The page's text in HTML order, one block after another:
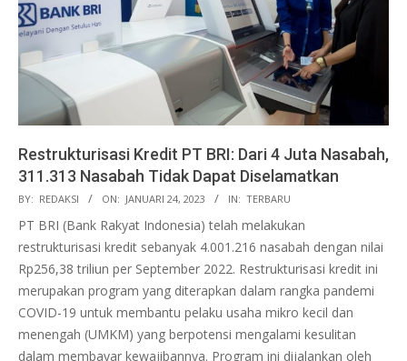
Restrukturisasi Kredit PT BRI: Dari 4 Juta Nasabah,
311.313 Nasabah Tidak Dapat Diselamatkan
2023-
01-
24
BY: REDAKSI ON: JANUARI 24, 2023 IN: TERBARU
PT BRI (Bank Rakyat Indonesia) telah melakukan
restrukturisasi kredit sebanyak 4.001.216 nasabah dengan nilai
Rp256,38 triliun per September 2022. Restrukturisasi kredit ini
merupakan program yang diterapkan dalam rangka pandemi
COVID-19 untuk membantu pelaku usaha mikro kecil dan
menengah (UMKM) yang berpotensi mengalami kesulitan
dalam membayar kewajibannya. Program ini dijalankan oleh